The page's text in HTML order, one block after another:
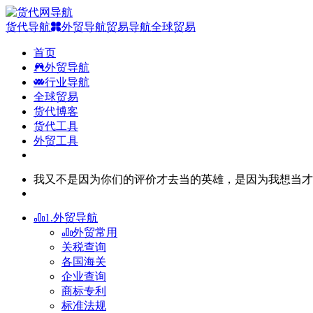
货代导航 外贸导航贸易导航全球贸易
首页
外贸导航
行业导航
全球贸易
货代博客
货代工具
外贸工具
我又不是因为你们的评价才去当的英雄，是因为我想当
1.外贸导航
外贸常用
关税查询
各国海关
企业查询
商标专利
标准法规